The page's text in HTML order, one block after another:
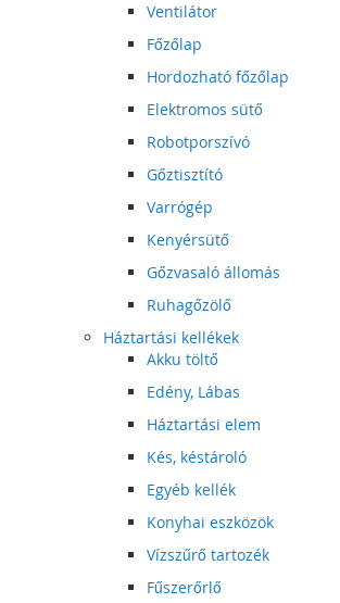
Ventilátor
Főzőlap
Hordozható főzőlap
Elektromos sütő
Robotporszívó
Gőztisztító
Varrógép
Kenyérsütő
Gőzvasaló állomás
Ruhagőzölő
Háztartási kellékek
Akku töltő
Edény, Lábas
Háztartási elem
Kés, késtároló
Egyéb kellék
Konyhai eszközök
Vízszűrő tartozék
Fűszerőrlő